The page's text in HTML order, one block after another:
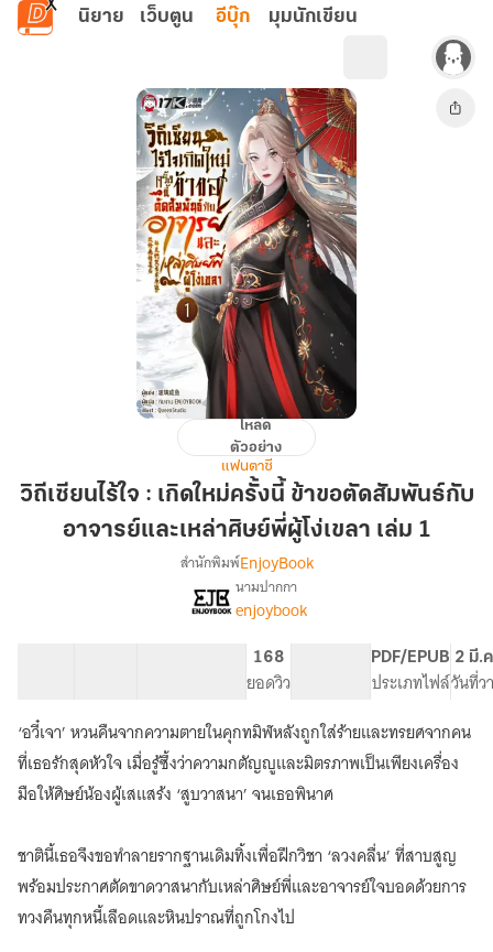
ข้ามไปยังเนื้อหาหลัก
นิยาย เว็บตูน อีบุ๊ก มุมนักเขียน
ไร้
ใจ
:
นี้
ขอ
ตัด
สัมพันธ์
กับ
อาจารย์
เหล่า
ศิษย์
พี่
โหลด
ตัวอย่าง
แฟนตาซี
วิถีเซียนไร้ใจ : เกิดใหม่ครั้งนี้ ข้าขอตัดสัมพันธ์กับ
อาจารย์และเหล่าศิษย์พี่ผู้โง่เขลา เล่ม 1
เรื่อง
วิถี
เซียน
ไร้
ใจ
:
เกิด
ใหม่
ครั้ง
นี้
ตัด
สัมพันธ์
กับ
อาจารย์
สำนักพิมพ์EnjoyBook
นามปากกา
enjoybook
168
ยอดวิว
PDF/EPUB
ประเภทไฟล์
2 มี.
วันที่ว
‘อวี๋เจา’ หวนคืนจากความตายในคุกทมิฬหลังถูกใส่ร้ายและทรยศจากคน
ที่เธอรักสุดหัวใจ เมื่อรู้ซึ้งว่าความกตัญญูและมิตรภาพเป็นเพียงเครื่อง
มือให้ศิษย์น้องผู้เสแสร้ง ‘สูบวาสนา’ จนเธอพินาศ
ชาตินี้เธอจึงขอทำลายรากฐานเดิมทิ้งเพื่อฝึกวิชา ‘ลวงคลื่น’ ที่สาบสูญ
พร้อมประกาศตัดขาดวาสนากับเหล่าศิษย์พี่และอาจารย์ใจบอดด้วยการ
ทวงคืนทุกหนี้เลือดและหินปราณที่ถูกโกงไป